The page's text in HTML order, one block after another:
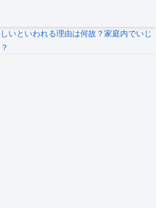
いといわれる理由は何故？家庭内でいじ